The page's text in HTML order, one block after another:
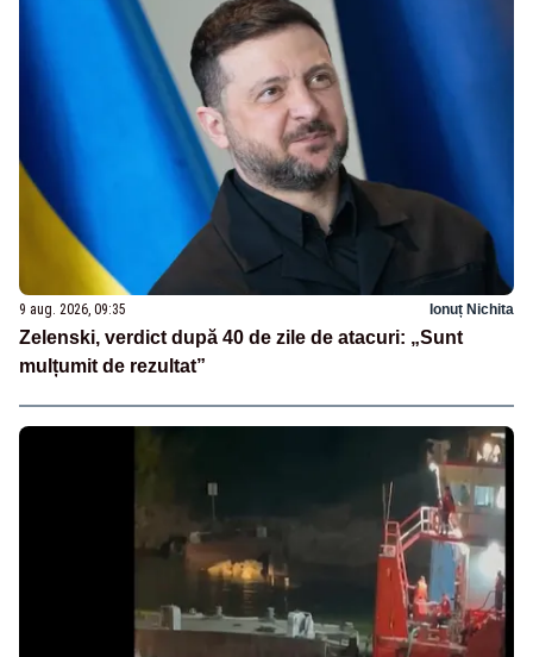
9 aug. 2026, 09:35 Ionuț Nichita
Zelenski, verdict după 40 de zile de atacuri: „Sunt
mulțumit de rezultat”